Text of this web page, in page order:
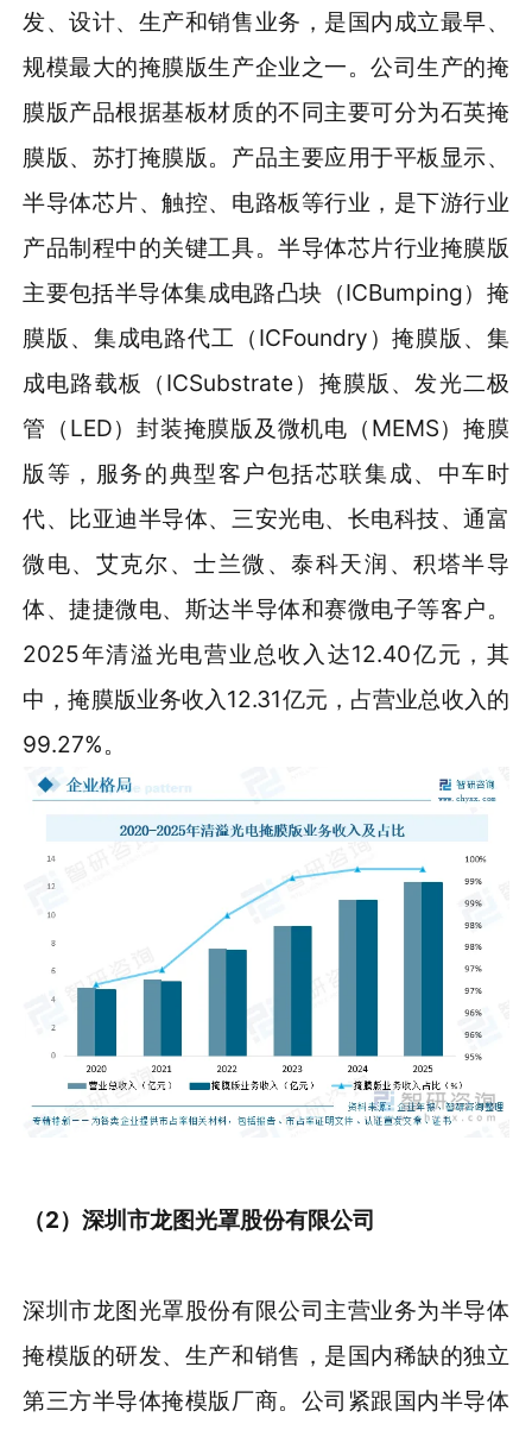
发、设计、生产和销售业务，是国内成立最早、
规模最大的掩膜版生产企业之一。公司生产的掩
膜版产品根据基板材质的不同主要可分为石英掩
膜版、苏打掩膜版。产品主要应用于平板显示、
半导体芯片、触控、电路板等行业，是下游行业
产品制程中的关键工具。半导体芯片行业掩膜版
主要包括半导体集成电路凸块（ICBumping）掩
膜版、集成电路代工（ICFoundry）掩膜版、集
成电路载板（ICSubstrate）掩膜版、发光二极
管（LED）封装掩膜版及微机电（MEMS）掩膜
版等，服务的典型客户包括芯联集成、中车时
代、比亚迪半导体、三安光电、长电科技、通富
微电、艾克尔、士兰微、泰科天润、积塔半导
体、捷捷微电、斯达半导体和赛微电子等客户。
2025年清溢光电营业总收入达12.40亿元，其
中，掩膜版业务收入12.31亿元，占营业总收入的
99.27%。
（2）深圳市龙图光罩股份有限公司
深圳市龙图光罩股份有限公司主营业务为半导体
掩模版的研发、生产和销售，是国内稀缺的独立
第三方半导体掩模版厂商。公司紧跟国内半导体